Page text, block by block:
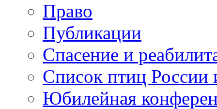
Право
Публикации
Спасение и
Список птиц России
Юбилейная